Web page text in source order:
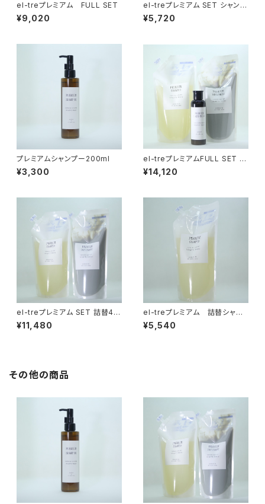
el-treプレミアム FULL SET
¥9,020
el-treプレミアム SET シャンプ
ー&アウトバスミルク
¥5,720
プレミアムシャンプー200ml
¥3,300
el-treプレミアムFULL SET 詰
替400ml&アウトバスミルク
¥14,120
el-treプレミアム SET 詰替40
0mlシャンプー&トリートメント
¥11,480
el-treプレミアム 詰替シャン
プー400ml
¥5,540
その他の商品